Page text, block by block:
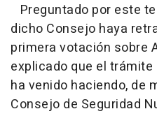
Preguntado por este
dicho Consejo haya
primera votación sobre
explicado que el
ha venido haciendo, de
Consejo de Seguridad